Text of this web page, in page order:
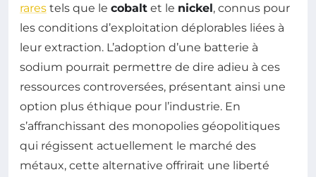
rares tels que le cobalt et le nickel, connus pour
les conditions d’exploitation déplorables liées à
leur extraction. L’adoption d’une batterie à
sodium pourrait permettre de dire adieu à ces
ressources controversées, présentant ainsi une
option plus éthique pour l’industrie. En
s’affranchissant des monopolies géopolitiques
qui régissent actuellement le marché des
métaux, cette alternative offrirait une liberté